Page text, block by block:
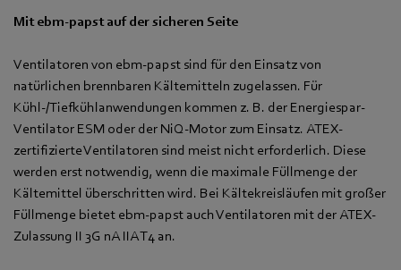
Mit ebm-papst auf der sicheren Seite
Ventilatoren von ebm-papst sind für den Einsatz von
natürlichen brennbaren Kältemitteln zugelassen. Für
Kühl-/Tiefkühlanwendungen kommen z. B. der Energiespar-
Ventilator ESM oder der NiQ-Motor zum Einsatz. ATEX-
zertifizierte Ventilatoren sind meist nicht erforderlich. Diese
werden erst notwendig, wenn die maximale Füllmenge der
Kältemittel überschritten wird. Bei Kältekreisläufen mit großer
Füllmenge bietet ebm-papst auch Ventilatoren mit der ATEX-
Zulassung II 3G nA IIA T4 an.